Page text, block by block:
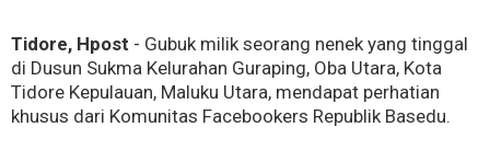
Tidore, Hpost - Gubuk milik seorang nenek yang tinggal
di Dusun Sukma Kelurahan Guraping, Oba Utara, Kota
Tidore Kepulauan, Maluku Utara, mendapat perhatian
khusus dari Komunitas Facebookers Republik Basedu.